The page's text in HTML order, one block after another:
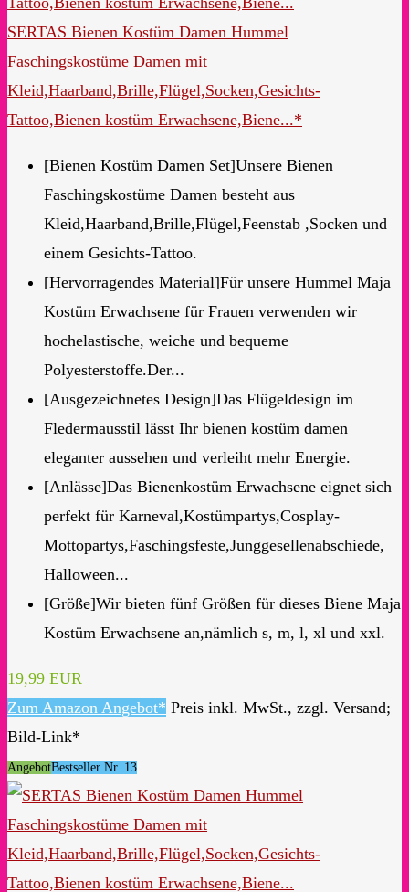
SERTAS Bienen Kostüm Damen Hummel
Faschingskostüme Damen mit
Kleid,Haarband,Brille,Flügel,Socken,Gesichts-
Tattoo,Bienen kostüm Erwachsene,Biene...*
[Bienen Kostüm Damen Set]Unsere Bienen
Faschingskostüme Damen besteht aus
Kleid,Haarband,Brille,Flügel,Feenstab ,Socken und
einem Gesichts-Tattoo.
[Hervorragendes Material]Für unsere Hummel Maja
Kostüm Erwachsene für Frauen verwenden wir
hochelastische, weiche und bequeme
Polyesterstoffe.Der...
[Ausgezeichnetes Design]Das Flügeldesign im
Fledermausstil lässt Ihr bienen kostüm damen
eleganter aussehen und verleiht mehr Energie.
[Anlässe]Das Bienenkostüm Erwachsene eignet sich
perfekt für Karneval,Kostümpartys,Cosplay-
Mottopartys,Faschingsfeste,Junggesellenabschiede,
Halloween...
[Größe]Wir bieten fünf Größen für dieses Biene Maja
Kostüm Erwachsene an,nämlich s, m, l, xl und xxl.
19,99 EUR
Zum Amazon Angebot* Preis inkl. MwSt., zzgl. Versand;
Bild-Link*
AngebotBestseller Nr. 13